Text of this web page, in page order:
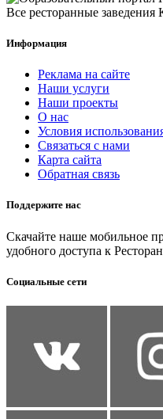
Все ресторанные заведения
Информация
Реклама на сайте
Наши услуги
Наши проекты
О нас
Условия
Связаться с нами
Карта сайта
Обратная связь
Поддержите нас
Скачайте наше мобильное
удобного доступа к
Социальные сети